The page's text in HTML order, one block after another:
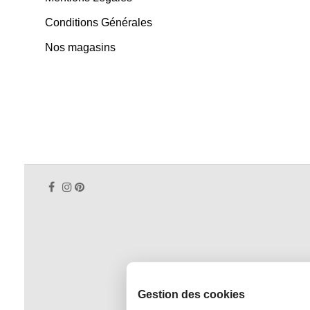
Conditions Générales
Nos magasins
Gestion des cookies